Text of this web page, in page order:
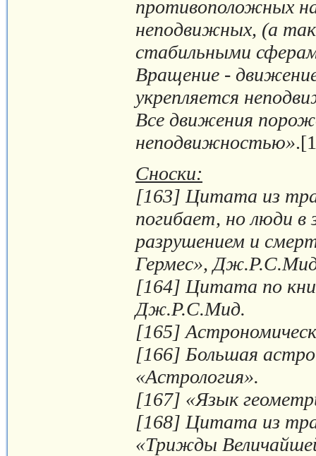
противоположных
неподвижных, (а
стабильными
Вращение -
укрепляется
Все движения
неподвижностью»
Сноски:
[163] Цитата из
погибает, но люди
разрушением и
Гермес»,
[164] Цитата по
Дж.Р.С.Мид.
[165]
[166] Большая
«Астрология».
[167] «Язык
[168] Цитата из
«Трижды